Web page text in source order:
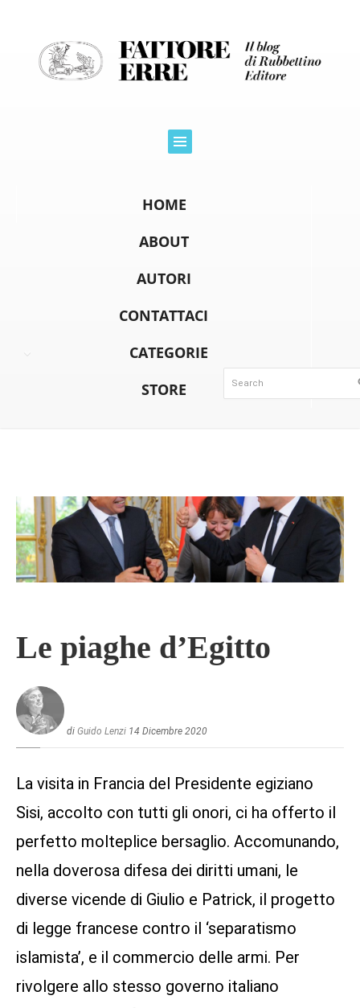
HOME
ABOUT
AUTORI
CONTATTACI
CATEGORIE
STORE
Le piaghe d’Egitto
di Guido Lenzi 14 Dicembre 2020
La visita in Francia del Presidente egiziano
Sisi, accolto con tutti gli onori, ci ha offerto il
perfetto molteplice bersaglio. Accomunando,
nella doverosa difesa dei diritti umani, le
diverse vicende di Giulio e Patrick, il progetto
di legge francese contro il ‘separatismo
islamista’, e il commercio delle armi. Per
rivolgere allo stesso governo italiano